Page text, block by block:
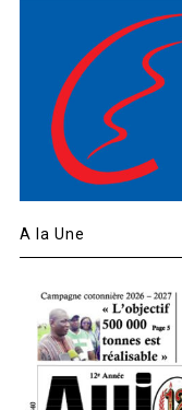
A la Une